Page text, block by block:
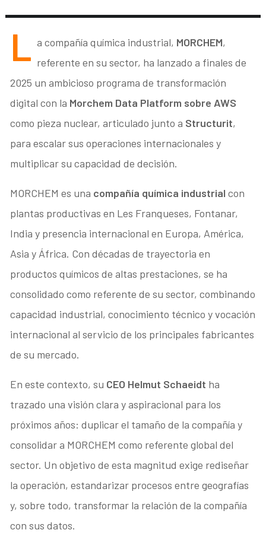
L a compañía química industrial, MORCHEM,
referente en su sector, ha lanzado a finales de
2025 un ambicioso programa de transformación
digital con la Morchem Data Platform sobre AWS
como pieza nuclear, articulado junto a Structurit,
para escalar sus operaciones internacionales y
multiplicar su capacidad de decisión.
MORCHEM es una compañía química industrial con
plantas productivas en Les Franqueses, Fontanar,
India y presencia internacional en Europa, América,
Asia y África. Con décadas de trayectoria en
productos químicos de altas prestaciones, se ha
consolidado como referente de su sector, combinando
capacidad industrial, conocimiento técnico y vocación
internacional al servicio de los principales fabricantes
de su mercado.
En este contexto, su CEO Helmut Schaeidt ha
trazado una visión clara y aspiracional para los
próximos años: duplicar el tamaño de la compañía y
consolidar a MORCHEM como referente global del
sector. Un objetivo de esta magnitud exige rediseñar
la operación, estandarizar procesos entre geografías
y, sobre todo, transformar la relación de la compañía
con sus datos.